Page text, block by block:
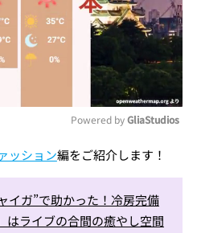
Mute
Powered by GliaStudios
ッション編をご紹介します！
イガ”で助かった！冷房完備
はライブの合間の癒やし空間